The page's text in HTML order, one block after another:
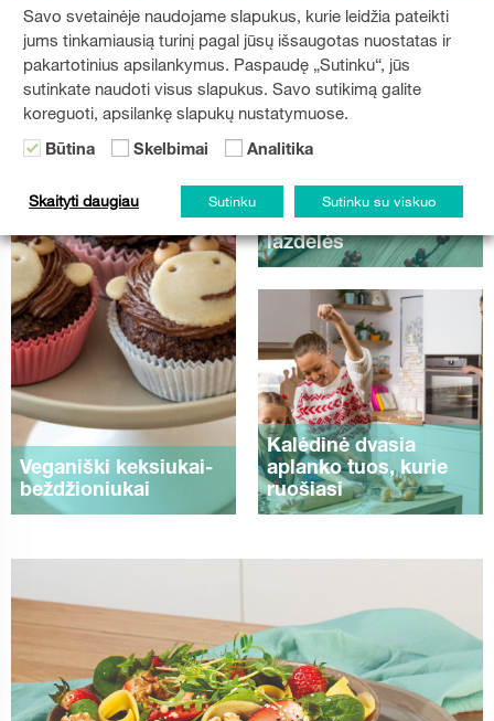
Veganiški keksiukai-
beždžioniukai
Šventinės
imbierinės tešlos
lazdelės
Kalėdinė dvasia
aplanko tuos, kurie
ruošiasi
Savo svetainėje naudojame slapukus, kurie leidžia pateikti
jums tinkamiausią turinį pagal jūsų išsaugotas nuostatas ir
pakartotinius apsilankymus. Paspaudę „Sutinku“, jūs
sutinkate naudoti visus slapukus. Savo sutikimą galite
koreguoti, apsilankę slapukų nustatymuose.
Būtina Skelbimai Analitika
Skaityti daugiau Sutinku Sutinku su viskuo